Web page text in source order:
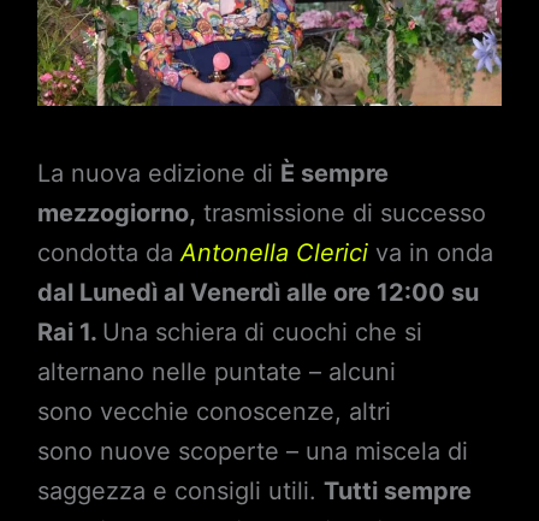
La nuova edizione di È sempre
mezzogiorno, trasmissione di successo
condotta daAntonella Clericiva in onda
dal Lunedì al Venerdì alle ore 12:00 su
Rai 1. Una schiera di cuochi che si
alternano nelle puntate – alcuni
sono vecchie conoscenze, altri
sono nuove scoperte – una miscela di
saggezza e consigli utili. Tutti sempre